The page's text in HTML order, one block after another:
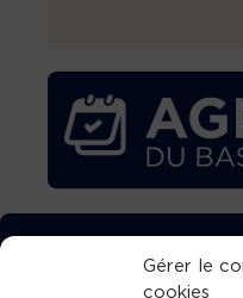
Gérer le
cookies